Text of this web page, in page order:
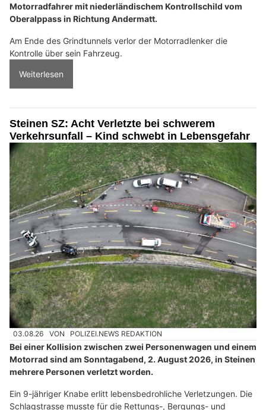
Motorradfahrer mit niederländischem Kontrollschild vom
Oberalppass in Richtung Andermatt.
Am Ende des Grindtunnels verlor der Motorradlenker die
Kontrolle über sein Fahrzeug.
Weiterlesen
Steinen SZ: Acht Verletzte bei schwerem
Verkehrsunfall – Kind schwebt in Lebensgefahr
03.08.26 VON POLIZEI.NEWS REDAKTION
Bei einer Kollision zwischen zwei Personenwagen und einem
Motorrad sind am Sonntagabend, 2. August 2026, in Steinen
mehrere Personen verletzt worden.
Ein 9-jähriger Knabe erlitt lebensbedrohliche Verletzungen. Die
Schlagstrasse musste für die Rettungs-, Bergungs- und